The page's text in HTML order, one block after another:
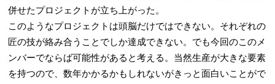
併せたプロジェクトが立ち上がった。
このようなプロジェクトは頭脳だけではできない。それぞれの
匠の技が絡み合うことでしか達成できない。でも今回のこのメ
ンバーでならば可能性があると考える。当然生産が大きな要素
を持つので、数年かかるかもしれないがきっと面白いことがで